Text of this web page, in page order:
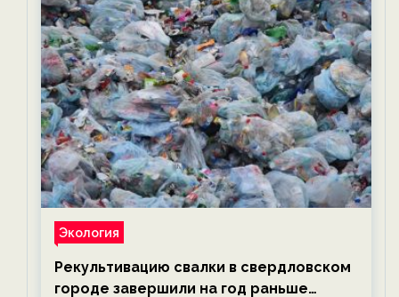
Экология
Рекультивацию свалки в свердловском
городе завершили на год раньше